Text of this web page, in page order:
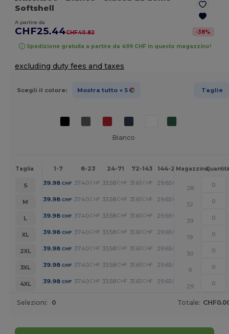
Softshell
A partire da
CHF25.44CHF40.82 -38%
Spedizione gratuita a partire da 499 CHF in questo magazzino!
excluding duty fees and taxes
Scegli il colore: Mostra tutto + 5 Taglie
Bianco
Taglia 1-7 8-23 24-71 72-143 144-287 288 +
Magazzino
S 39.98 CHF 37.40 CHF 33.58 CHF 31.61 CHF 29.65 CHF CHF
28
M
39.98 CHF 37.40 CHF 33.58 CHF 31.61 CHF 29.65 CHF CHF
32
L
39.98 CHF 37.40 CHF 33.58 CHF 31.61 CHF 29.65 CHF CHF
39
XL
39.98 CHF 37.40 CHF 33.58 CHF 31.61 CHF 29.65 CHF CHF
19
2XL
39.98 CHF 37.40 CHF 33.58 CHF 31.61 CHF 29.65 CHF CHF
30
3XL
39.98 CHF 37.40 CHF 33.58 CHF 31.61 CHF 29.65 CHF CHF
9
4XL
39.98 CHF 37.40 CHF 33.58 CHF 31.61 CHF 29.65 CHF CHF
29
Selezioni: 0 Totale: